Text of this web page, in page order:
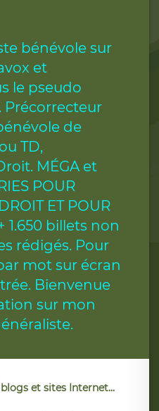
bénévole sur
et
le pseudo
Précorrecteur
de
TD,
MÉGA et
POUR
ET POUR
1.650 billets non
rédigés. Pour
mot sur écran
Bienvenue
sur mon
et sites Internet...